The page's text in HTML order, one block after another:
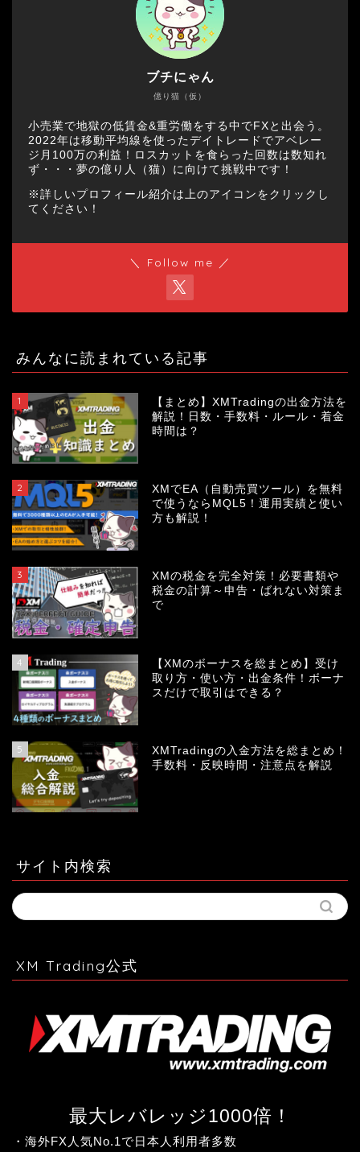
億り猫（仮）
ブチにゃん
小売業で地獄の低賃金&重労働をする中でFXと出会う。
2022年は移動平均線を使ったデイトレードでアベレー
ジ月100万の利益！ロスカットを食らった回数は数知れ
ず・・・夢の億り人（猫）に向けて挑戦中です！
※詳しいプロフィール紹介は上のアイコンをクリックし
てください！
＼ Follow me ／
みんなに読まれている記事
1
【まとめ】XMTradingの出金方法を
解説！日数・手数料・ルール・着金
時間は？
2
XMでEA（自動売買ツール）を無料
で使うならMQL5！運用実績と使い
方も解説！
3
XMの税金を完全対策！必要書類や
税金の計算～申告・ばれない対策ま
で
4
【XMのボーナスを総まとめ】受け
取り方・使い方・出金条件！ボーナ
スだけで取引はできる？
5
XMTradingの入金方法を総まとめ！
手数料・反映時間・注意点を解説
サイト内検索
XM Trading公式
最大レバレッジ1000倍！
・海外FX人気No.1で日本人利用者多数